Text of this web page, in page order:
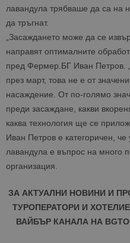
лавандула трябваше да са на
да тръгнат.
„Засаждането може да се
направят оптималните
пред Фермер.БГ Иван Петров.
през март, това не е от
насаждение. От по-голямо
преди засаждане, какви
каква технология ще се
Иван Петров е категоричен,
лавандула е въпрос на много
организация.
ЗА АКТУАЛНИ НОВИНИ И
ТУРОПЕРАТОРИ И
ВАЙБЪР КАНАЛА НА